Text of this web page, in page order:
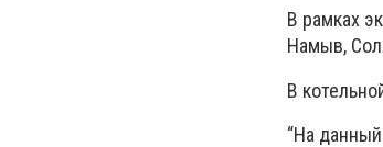
В рамках
Намыв,
В
“На